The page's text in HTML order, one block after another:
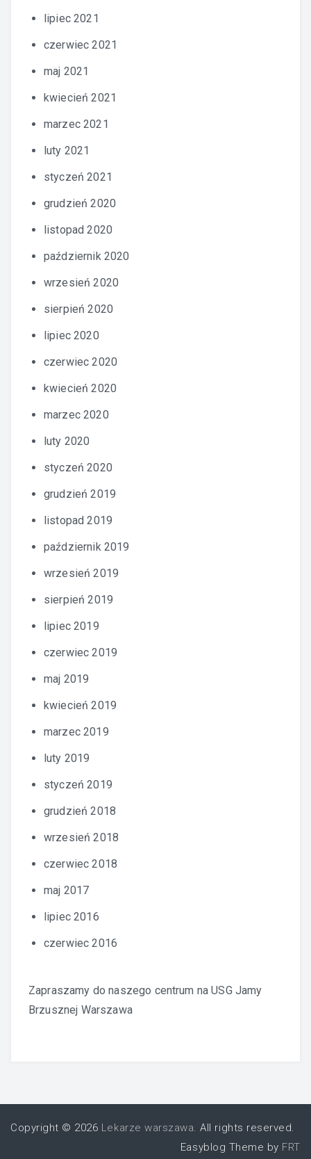
lipiec 2021
czerwiec 2021
maj 2021
kwiecień 2021
marzec 2021
luty 2021
styczeń 2021
grudzień 2020
listopad 2020
październik 2020
wrzesień 2020
sierpień 2020
lipiec 2020
czerwiec 2020
kwiecień 2020
marzec 2020
luty 2020
styczeń 2020
grudzień 2019
listopad 2019
październik 2019
wrzesień 2019
sierpień 2019
lipiec 2019
czerwiec 2019
maj 2019
kwiecień 2019
marzec 2019
luty 2019
styczeń 2019
grudzień 2018
wrzesień 2018
czerwiec 2018
maj 2017
lipiec 2016
czerwiec 2016
Zapraszamy do naszego centrum naUSG Jamy
Brzusznej Warszawa
Copyright © 2026 Lekarze warszawa. All rights reserved.
Easyblog Theme by FRT